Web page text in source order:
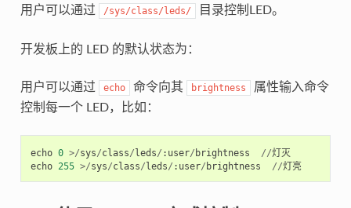
用户可以通过
/sys/class/leds/ 目录控制LED。
开发板上的 LED 的默认状态为：
用户可以通过 echo 命令向其 brightness
属性输入命令
控制每一个 LED，比如：
echo 0 >/sys/class/leds/ : user/ brightness //灯灭
echo 255 >/sys/class/leds/ : user/ brightness //灯亮